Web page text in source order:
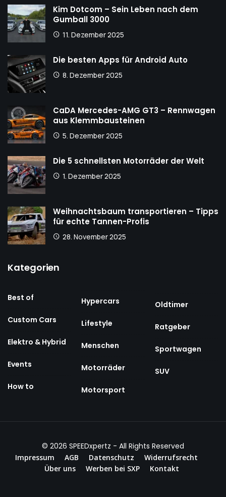
Kim Dotcom – Sein Leben nach dem
Gumball 3000
11. Dezember 2025
Die besten Apps für Android Auto
8. Dezember 2025
CaDA Mercedes-AMG GT3 – Rennwagen
aus Klemmbausteinen
5. Dezember 2025
Die 5 schnellsten Motorräder der Welt
1. Dezember 2025
Weihnachtsbaum transportieren – Tipps
für echte Tannen-Profis
28. November 2025
Kategorien
Best of
Custom Cars
Elektro & Hybrid
Events
How to
Hypercars
Lifestyle
Menschen
Motorräder
Motorsport
Oldtimer
Ratgeber
Sportwagen
SUV
© 2026 SPEEDxpertz - All Rights Reserved
Impressum AGB Datenschutz
Widerrufsrecht
Über uns
Werben bei SXP Kontakt